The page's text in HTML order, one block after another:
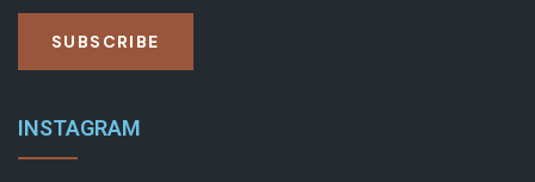
SUBSCRIBE
INSTAGRAM